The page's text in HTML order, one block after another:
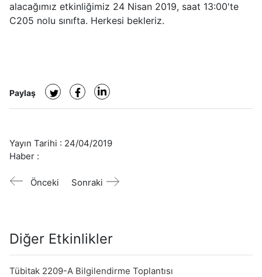
alacağımız etkinliğimiz 24 Nisan 2019, saat 13:00'te
C205 nolu sınıfta. Herkesi bekleriz.
Paylaş
Yayın Tarihi : 24/04/2019
Haber :
Önceki Sonraki
Diğer Etkinlikler
Tübitak 2209-A Bilgilendirme Toplantısı